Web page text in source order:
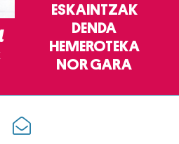
ESKAINTZAK
DENDA
HEMEROTEKA
NOR GARA